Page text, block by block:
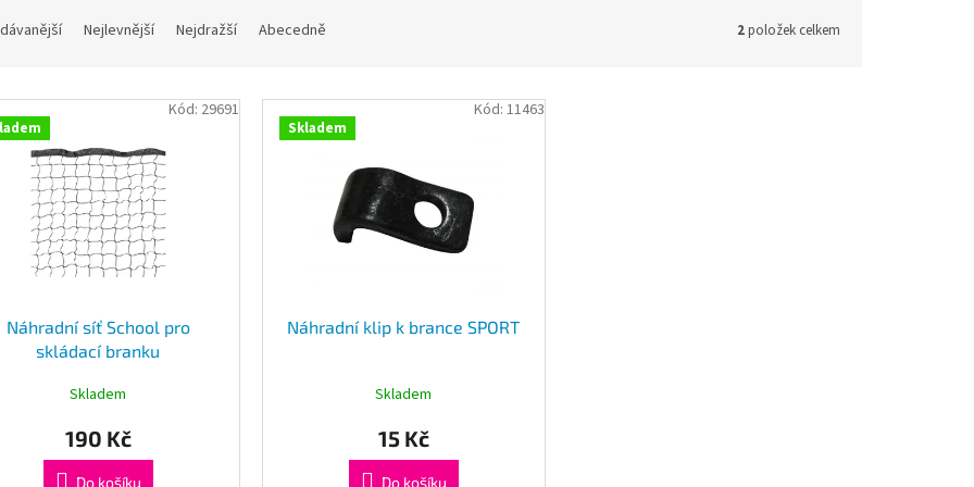
Nejlevnější Nejdražší Abecedně 2položek celkem
Náhradní síť School pro
skládací branku
Skladem
190 Kč
Do košíku
Kód: 29691
Skladem
Náhradní klip k brance SPORT
Skladem
15 Kč
Do košíku
Kód: 11463